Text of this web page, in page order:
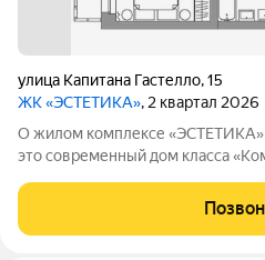
улица Капитана Гастелло,15
ЖК «ЭСТЕТИКА», 2 квартал 2026
О жилом комплексе «ЭСТЕТИКА»
это современный дом класса
закрытый благоустроенный
дизайнерские общественные